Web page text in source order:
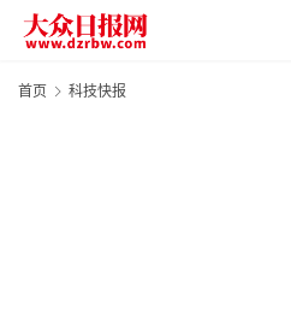
首页 科技快报